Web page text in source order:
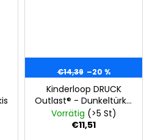
€14,39 –20 %
Kinderloop DRUCK
Outlast® - Dunkeltürkis
Tiere
Vorrätig (>5 St)
€11,51